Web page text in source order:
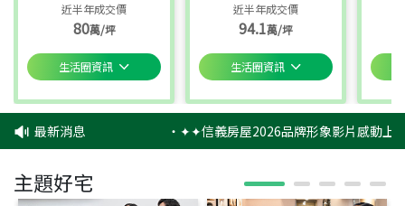
近半年成交價
80萬/坪
生活圈資訊
近半年成交價
94.1萬/坪
生活圈資訊
最新消息 ‧✦✦信義房屋2026品牌形象影片感動上
主題好宅